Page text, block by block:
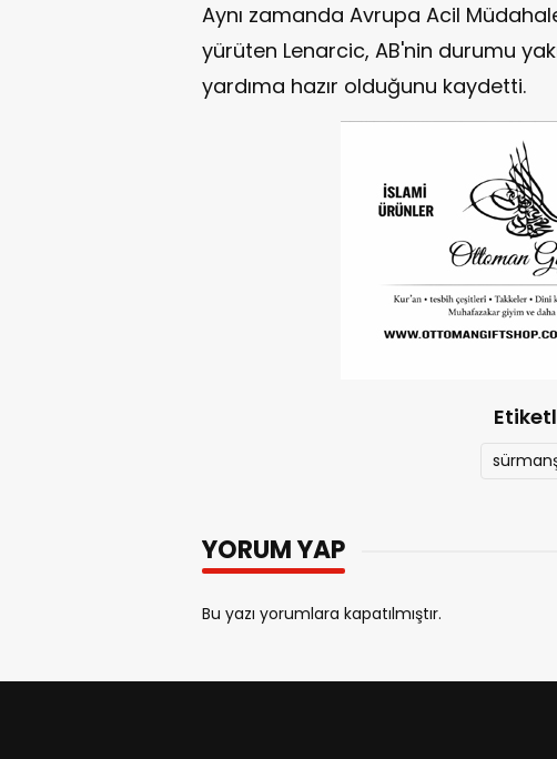
Aynı zamanda Avrupa Acil
yürüten Lenarcic, AB'nin durumu
yardıma hazır olduğunu kaydetti.
YORUM YAP
Bu yazı yorumlara kapatılmıştır.